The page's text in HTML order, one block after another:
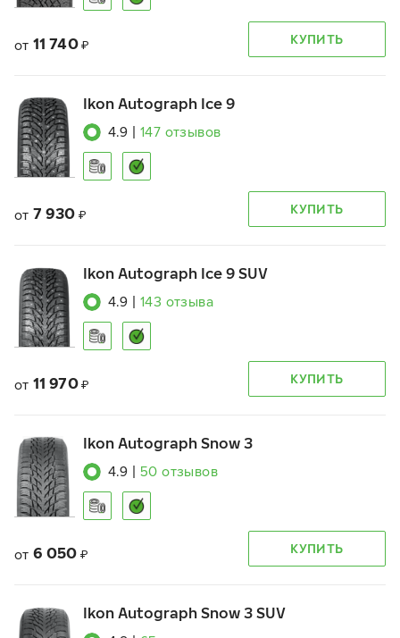
от 11 740 ₽ КУПИТЬ
Ikon Autograph Ice 9
4.9 147 отзывов
от 7 930 ₽ КУПИТЬ
Ikon Autograph Ice 9 SUV
4.9 143 отзыва
от 11 970 ₽ КУПИТЬ
Ikon Autograph Snow 3
4.9 50 отзывов
от 6 050 ₽ КУПИТЬ
Ikon Autograph Snow 3 SUV